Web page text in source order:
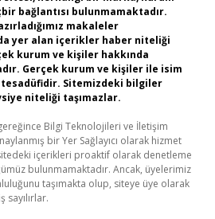
bağlantısı bulunmamaktadır.
makaleler
yer alan içerikler haber niteliği
kurum ve kişiler hakkında
Gerçek kurum ve kişiler ile isim
Sitemizdeki bilgiler
niteliği taşımazlar.
Bilgi Teknolojileri ve İletişim
bir Yer Sağlayıcı olarak hizmet
içerikleri proaktif olarak denetleme
bulunmamaktadır. Ancak, üyelerimiz
taşımakta olup, siteye üye olarak